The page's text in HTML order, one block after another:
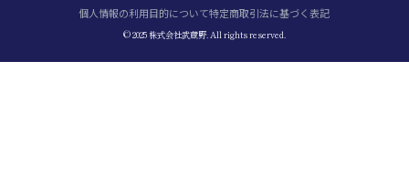
個人情報の利用目的について特定商取引法に基づく表記
© 2025 株式会社武蔵野. All rights reserved.